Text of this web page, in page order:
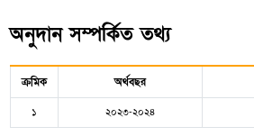
অনুদান সম্পর্কিত তথ্য
ক্রমিক অর্থবছর
১ ২০২৩-২০২৪